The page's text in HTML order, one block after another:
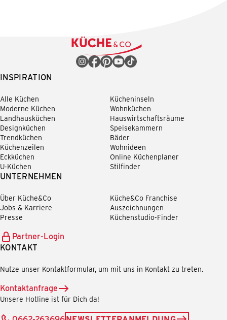
INSPIRATION
Alle Küchen
Moderne Küchen
Landhausküchen
Designküchen
Trendküchen
Küchenzeilen
Eckküchen
U-Küchen
Kücheninseln
Wohnküchen
Hauswirtschaftsräume
Speisekammern
Bäder
Wohnideen
Online Küchenplaner
Stilfinder
UNTERNEHMEN
Über Küche&Co
Jobs & Karriere
Presse
Küche&Co Franchise
Auszeichnungen
Küchenstudio-Finder
Partner-Login
KONTAKT
Nutze unser Kontaktformular, um mit uns in Kontakt zu treten.
Kontaktanfrage
Unsere Hotline ist für Dich da!